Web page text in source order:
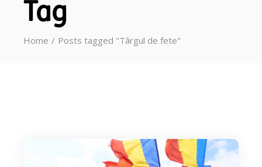
Tag
Home Posts tagged "Târgul de fete"